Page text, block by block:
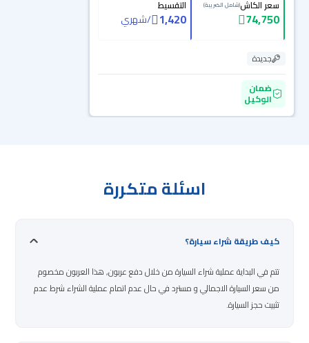
سعر الكاش(شامل الضريبة)
74,750
التقسيط
1,420
/شهري
جديدة
ضمان
الوكيل
اسئلة متكررة
كيف طريقة شراء سيارة؟
تتم في البداية عملية شراء السيارة من خلال دفع عربون, هذا العربون مخصوم
من سعر السيارة الاجمالي و مسترد في حال عدم اتمام عملية الشراء شرط عدم
تثبيت حجز السيارة.